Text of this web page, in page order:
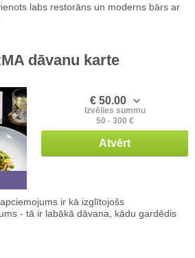
labs restorāns un moderns bārs ar
dāvanu karte
€ 50.00
Izvēlies summu
50 - 300 €
Atvērt
ir kā izglītojošs
- tā ir labākā dāvana, kādu gardēdis